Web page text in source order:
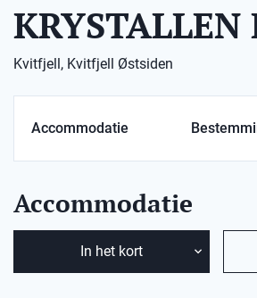
KRYSTALLEN
Kvitfjell, Kvitfjell Østsiden
Accommodatie
Accommodatie
In het kort